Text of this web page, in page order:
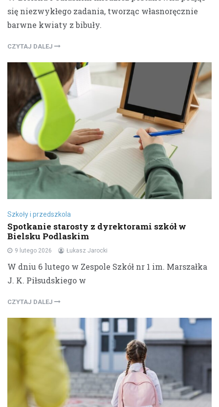
się niezwykłego zadania, tworząc własnoręcznie
barwne kwiaty z bibuły.
CZYTAJ DALEJ
Szkoły i przedszkola
Spotkanie starosty z dyrektorami szkół w
Bielsku Podlaskim
9 lutego 2026 Łukasz Jarocki
W dniu 6 lutego w Zespole Szkół nr 1 im. Marszałka
J. K. Piłsudskiego w
CZYTAJ DALEJ